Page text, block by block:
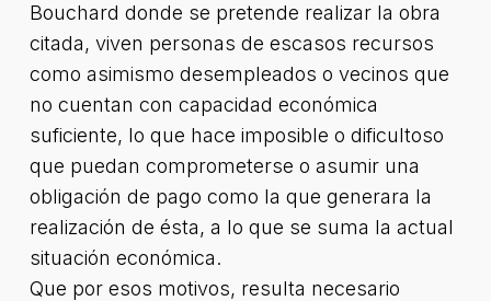
Bouchard donde se pretende realizar la obra
citada, viven personas de escasos recursos
como asimismo desempleados o vecinos que
no cuentan con capacidad económica
suficiente, lo que hace imposible o dificultoso
que puedan comprometerse o asumir una
obligación de pago como la que generara la
realización de ésta, a lo que se suma la actual
situación económica.
Que por esos motivos, resulta necesario